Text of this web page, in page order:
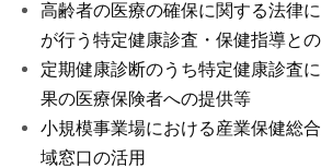
高齢者の医療の確保に関する法律
が行う特定健康診査・保健指導と
定期健康診断のうち特定健康診査
果の医療保険者への提供等
小規模事業場における産業保健総
域窓口の活用